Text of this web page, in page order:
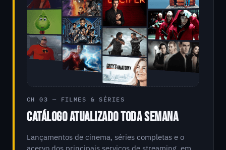
CH 03 — FILMES & SÉRIES
CATÁLOGO ATUALIZADO TODA SEMANA
Lançamentos de cinema, séries completas e o
acervo dos principais serviços de streaming, em